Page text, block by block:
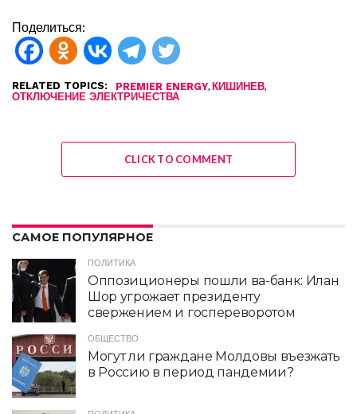
Поделиться:
RELATED TOPICS: PREMIER ENERGY, КИШИНЕВ,
ОТКЛЮЧЕНИЕ ЭЛЕКТРИЧЕСТВА
CLICK TO COMMENT
САМОЕ ПОПУЛЯРНОЕ
ПОЛИТИКА
Оппозиционеры пошли ва-банк: Илан
Шор угрожает президенту
свержением и госпереворотом
ОБЩЕСТВО
Могут ли граждане Молдовы въезжать
в Россию в период пандемии?